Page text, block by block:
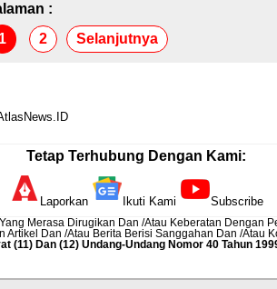
:
1
2 Selanjutnya
Tetap Terhubung Dengan Kami:
Laporkan Ikuti Kami Subscribe
Merasa Dirugikan Dan /Atau Keberatan Dengan
Artikel Dan /Atau Berita Berisi Sanggahan Dan /Atau
(11) Dan (12) Undang-Undang Nomor 40 Tahun